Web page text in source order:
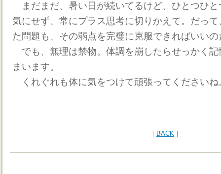
まだまだ、暑い日が続いてるけど、ひとつひ
気にせず、常にプラス思考に切りかえて。だっ
た問題も、その弱点を完璧に克服できればいい
でも、無理は禁物。体調を崩したらせっかく
まいます。
くれぐれも体に気をつけて頑張ってくださいね
｜ BACK ｜